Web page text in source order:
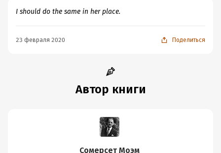
I should do the same in her place.
23 февраля 2020 Поделиться
Автор книги
Сомерсет Моэм